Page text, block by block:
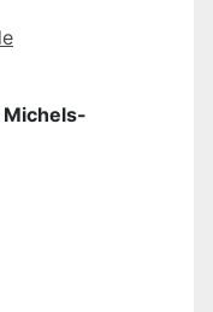
Michels-